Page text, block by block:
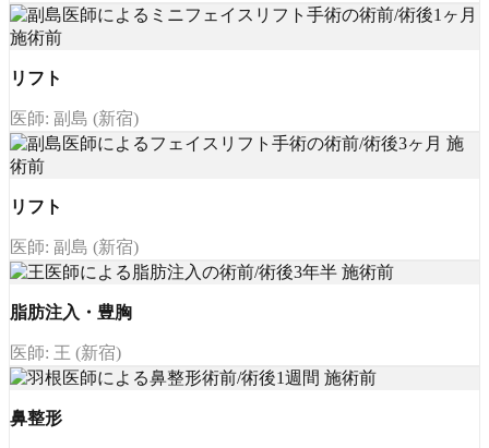
リフト
医師: 副島 (新宿)
リフト
医師: 副島 (新宿)
脂肪注入・豊胸
医師: 王 (新宿)
鼻整形